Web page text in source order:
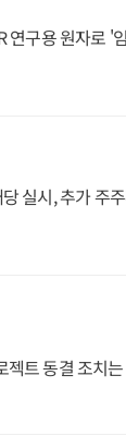
연구용 원자로 '
실시, 추가 주
트 동결 조치